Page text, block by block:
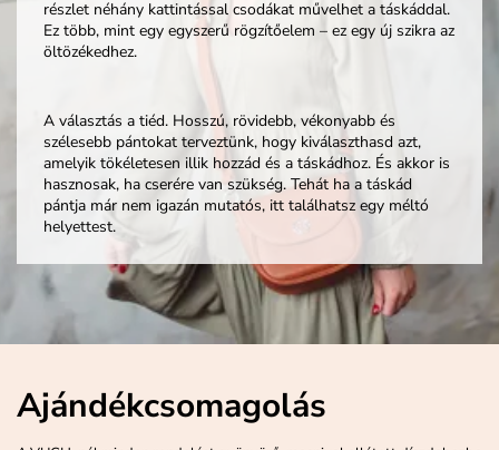
részlet néhány kattintással csodákat művelhet a táskáddal.
Ez több, mint egy egyszerű rögzítőelem – ez egy új szikra az
öltözékedhez.
A választás a tiéd. Hosszú, rövidebb, vékonyabb és
szélesebb pántokat terveztünk, hogy kiválaszthasd azt,
amelyik tökéletesen illik hozzád és a táskádhoz. És akkor is
hasznosak, ha cserére van szükség. Tehát ha a táskád
pántja már nem igazán mutatós, itt találhatsz egy méltó
helyettest.
Ajándékcsomagolás